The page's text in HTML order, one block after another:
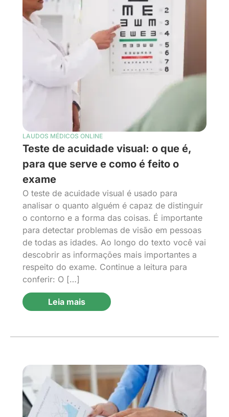
LAUDOS MÉDICOS ONLINE
Teste de acuidade visual: o que é,
para que serve e como é feito o
exame
O teste de acuidade visual é usado para
analisar o quanto alguém é capaz de distinguir
o contorno e a forma das coisas. É importante
para detectar problemas de visão em pessoas
de todas as idades. Ao longo do texto você vai
descobrir as informações mais importantes a
respeito do exame. Continue a leitura para
conferir: O […]
Leia mais